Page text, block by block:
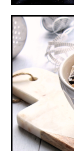
VANILLE